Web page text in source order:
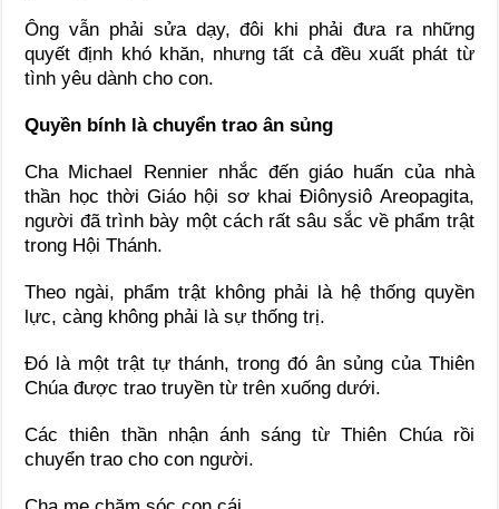
Ông vẫn phải sửa dạy, đôi khi phải đưa ra những
quyết định khó khăn, nhưng tất cả đều xuất phát từ
tình yêu dành cho con.
Quyền bính là chuyển trao ân sủng
Cha Michael Rennier nhắc đến giáo huấn của nhà
thần học thời Giáo hội sơ khai Điônysiô Areopagita,
người đã trình bày một cách rất sâu sắc về phẩm trật
trong Hội Thánh.
Theo ngài, phẩm trật không phải là hệ thống quyền
lực, càng không phải là sự thống trị.
Đó là một trật tự thánh, trong đó ân sủng của Thiên
Chúa được trao truyền từ trên xuống dưới.
Các thiên thần nhận ánh sáng từ Thiên Chúa rồi
chuyển trao cho con người.